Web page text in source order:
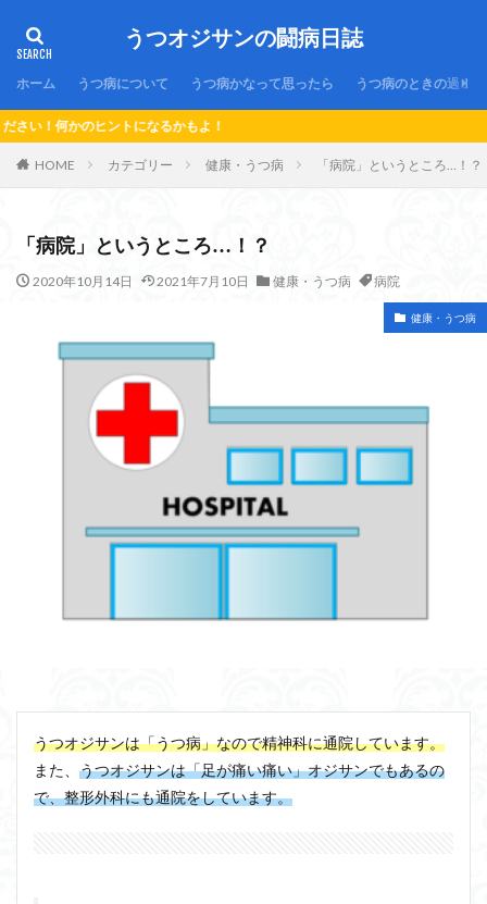
うつオジサンの闘病日誌
ホーム うつ病について うつ病かなって思ったら うつ病のときの過ご
なるかもよ！
HOME カテゴリー 健康・うつ病 「病院」というところ…！？
「病院」というところ…！？
2020年10月14日 2021年7月10日 健康・うつ病 病院
健康・うつ病
うつオジサンは「うつ病」なので精神科に通院しています。
また、 うつオジサンは「足が痛い痛い」オジサンでもあるの
で、整形外科にも通院をしています。